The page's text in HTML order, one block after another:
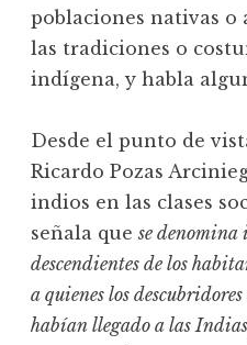
poblaciones nativas o
las tradiciones o
indígena, y habla
Desde el punto de
Ricardo Pozas
indios en las clases
señala quese denomina
descendientes de los
a quienes los
habían llegado a las